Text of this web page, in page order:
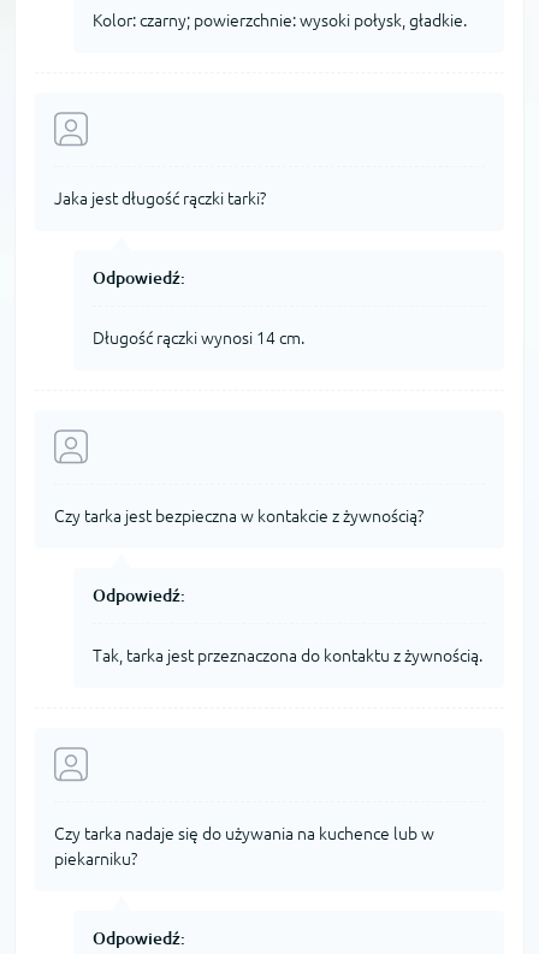
Kolor: czarny; powierzchnie: wysoki połysk, gładkie.
Jaka jest długość rączki tarki?
Odpowiedź:
Długość rączki wynosi 14 cm.
Czy tarka jest bezpieczna w kontakcie z żywnością?
Odpowiedź:
Tak, tarka jest przeznaczona do kontaktu z żywnością.
Czy tarka nadaje się do używania na kuchence lub w
piekarniku?
Odpowiedź: